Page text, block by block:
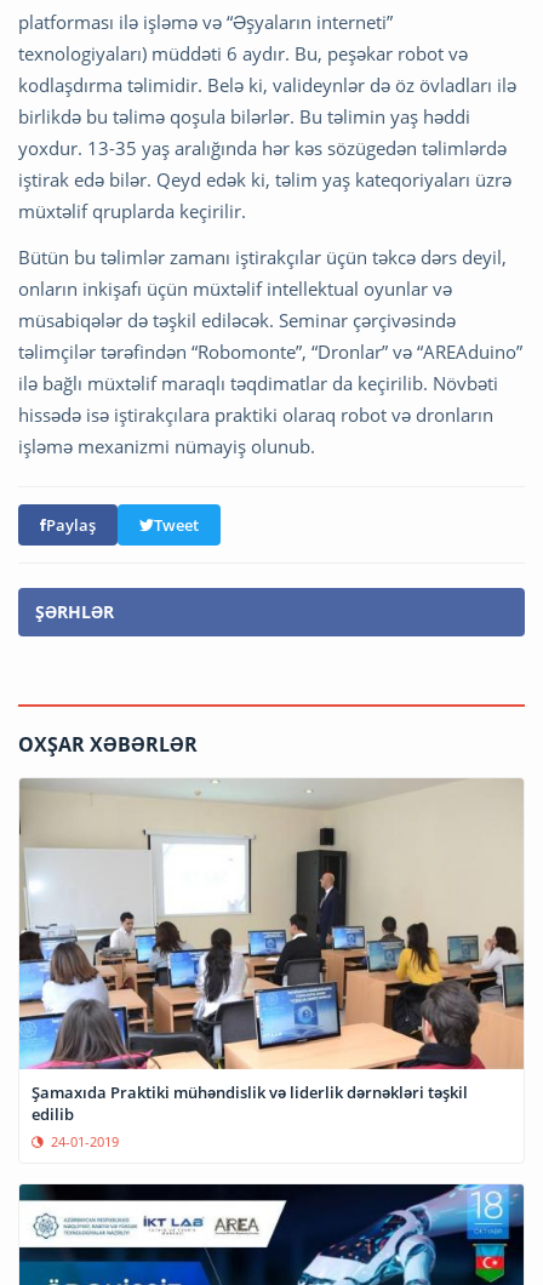
platforması ilə işləmə və “Əşyaların interneti”
texnologiyaları) müddəti 6 aydır. Bu, peşəkar robot və
kodlaşdırma təlimidir. Belə ki, valideynlər də öz övladları ilə
birlikdə bu təlimə qoşula bilərlər. Bu təlimin yaş həddi
yoxdur. 13-35 yaş aralığında hər kəs sözügedən təlimlərdə
iştirak edə bilər. Qeyd edək ki, təlim yaş kateqoriyaları üzrə
müxtəlif qruplarda keçirilir.
Bütün bu təlimlər zamanı iştirakçılar üçün təkcə dərs deyil,
onların inkişafı üçün müxtəlif intellektual oyunlar və
müsabiqələr də təşkil ediləcək. Seminar çərçivəsində
təlimçilər tərəfindən “Robomonte”, “Dronlar” və “AREAduino”
ilə bağlı müxtəlif maraqlı təqdimatlar da keçirilib. Növbəti
hissədə isə iştirakçılara praktiki olaraq robot və dronların
işləmə mexanizmi nümayiş olunub.
Paylaş Tweet
ŞƏRHLƏR
OXŞAR XƏBƏRLƏR
Şamaxıda Praktiki mühəndislik və liderlik dərnəkləri təşkil
edilib
24-01-2019